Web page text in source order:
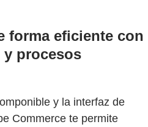
forma eficiente con
y procesos
y la interfaz de
Commerce te permite